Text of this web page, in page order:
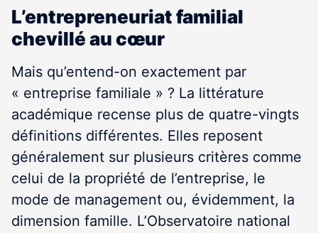
L’entrepreneuriat familial
chevillé au cœur
Mais qu’entend-on exactement par
« entreprise familiale » ? La littérature
académique recense plus de quatre-vingts
définitions différentes. Elles reposent
généralement sur plusieurs critères comme
celui de la propriété de l’entreprise, le
mode de management ou, évidemment, la
dimension famille. L’Observatoire national